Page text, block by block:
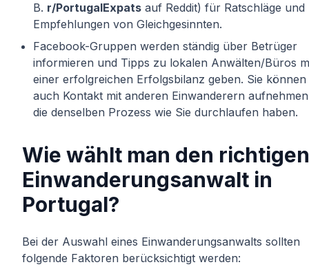
B. r/PortugalExpats auf Reddit) für Ratschläge und
Empfehlungen von Gleichgesinnten.
Facebook-Gruppen werden ständig über Betrüger
informieren und Tipps zu lokalen Anwälten/Büros
einer erfolgreichen Erfolgsbilanz geben. Sie können
auch Kontakt mit anderen Einwanderern
die denselben Prozess wie Sie durchlaufen haben.
Wie wählt man den richtigen
Einwanderungsanwalt in
Portugal?
Bei der Auswahl eines Einwanderungsanwalts sollten
folgende Faktoren berücksichtigt werden: